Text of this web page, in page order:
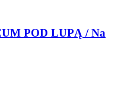
POD LUPĄ / Na